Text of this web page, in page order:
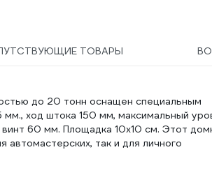
ТОВАРЫ
до 20 тонн оснащен специальным
ход штока 150 мм, максимальный
60 мм. Площадка 10х10 см. Этот
так и для личного